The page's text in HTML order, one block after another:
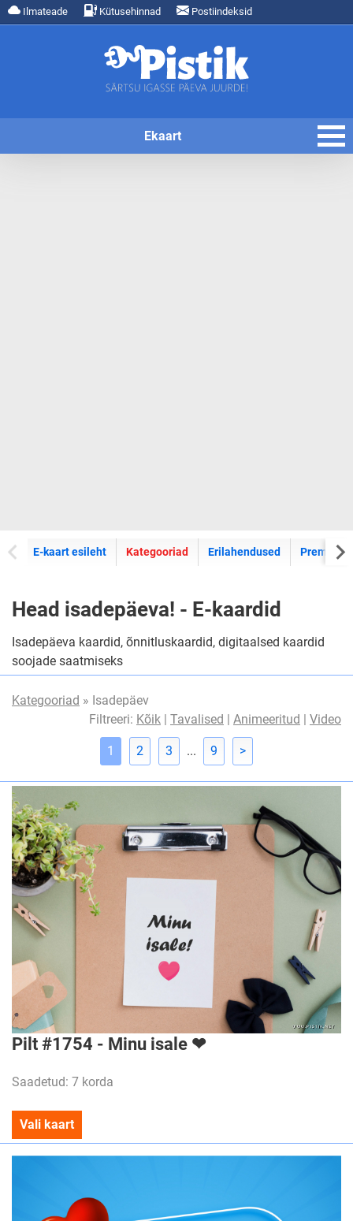
Ilmateade Kütusehinnad Postiindeksid
Ekaart
E-kaart esileht E-kaartide
Kategooriad Erilahendused Premium
Head isadepäeva! - E-kaardid
Isadepäeva kaardid, õnnitluskaardid, digitaalsed kaardid
soojade saatmiseks
Kategooriad » Isadepäev
Filtreeri: Kõik | Tavalised | Animeeritud | Video
1 2 3 ... 9 >
Pilt #1754 - Minu isale ❤
Saadetud: 7 korda
Vali kaart